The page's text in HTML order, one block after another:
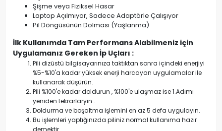
Şişme veya Fiziksel Hasar
Laptop Açılmıyor, Sadece Adaptörle Çalışıyor
Pil Döngüsünün Dolması (Yaşlanma)
İlk Kullanımda Tam Performans Alabilmeniz için
Uygulamanız Gereken İp Uçları :
Pili dizüstü bilgisayarınıza taktıktan sonra içindeki enerjiyi
%5-%10'a kadar yüksek enerji harcayan uygulamalar ile
kullanarak düşürün.
Pili %100'e kadar doldurun , %100'e ulaşmaz ise 1.Adımı
yeniden tekrarlaryın .
Doldurma ve boşaltma işlemini en az 5 defa uygulayın.
Bu işlemleri yaptığınızda piliniz normal kullanıma hazır
demektir.